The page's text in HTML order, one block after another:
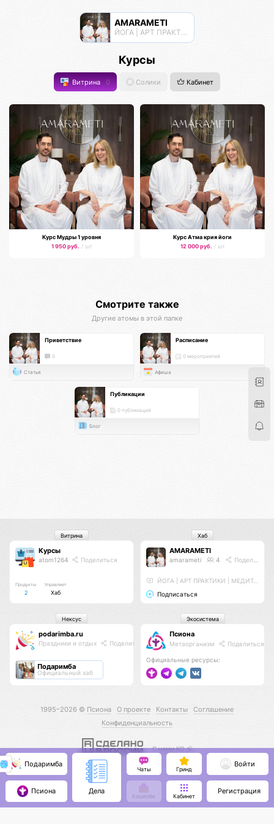
AMARAMETI
ЙОГА | АРТ ПРАКТИКИ | МЕДИТАЦИИ
Курсы
Витрина 0 Солики Кабинет
Курс Мудры 1 уровня
1 950 руб. / шт
Курс Атма крия йоги
12 000 руб. / шт
Смотрите также
Другие атомы в этой папке
Приветствие
0
Статья
Расписание
0 мероприятий
Афиша
Публикации
0 публикаций
Блог
Курсы
atom1264 Поделиться
Продукты
2
Управляет
Хаб
Витрина
AMARAMETI
amarameti 4 Поделиться
ЙОГА | АРТ ПРАКТИКИ | МЕДИТАЦИИ
Подписаться
Хаб
podarimba.ru
Праздники и отдых Поделиться
Подаримба
Официальный хаб
Нексус
Псиона
Метаорганизм Поделиться
Официальные ресурсы:
Экосистема
1995–2026 © Псиона О проекте Контакты
Соглашение
Конфиденциальность
С нами КО 🕉️
Подаримба
Псиона Дела
Чаты Гринд
Кошелёк Кабинет
Войти
Регистрация